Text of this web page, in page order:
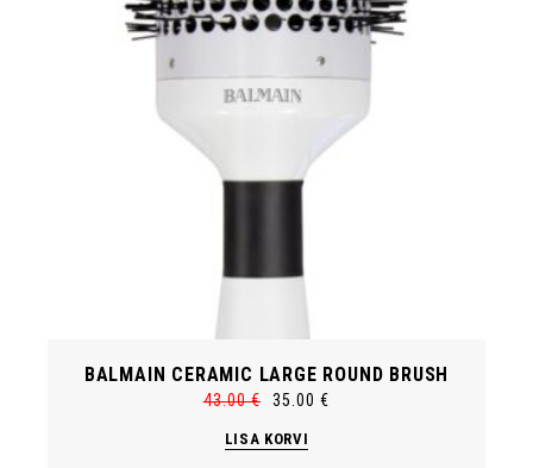
BALMAIN CERAMIC LARGE ROUND BRUSH
43.00€
Algne
oli:
43.00 €.
35.00€
Current
35.00 €.
LISA KORVI